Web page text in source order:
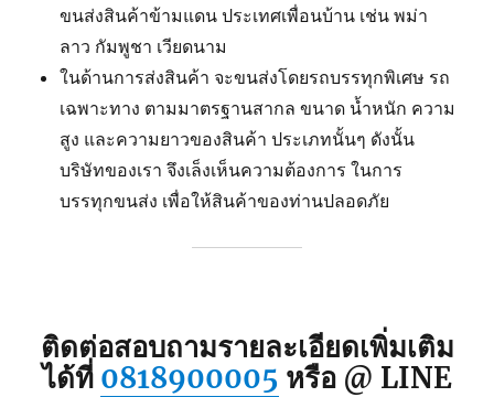
ขนส่งสินค้าข้ามแดน ประเทศเพื่อนบ้าน เช่น พม่า
ลาว กัมพูชา เวียดนาม
ในด้านการส่งสินค้า จะขนส่งโดยรถบรรทุกพิเศษ รถ
เฉพาะทาง ตามมาตรฐานสากล ขนาด น้ำหนัก ความ
สูง และความยาวของสินค้า ประเภทนั้นๆ ดังนั้น
บริษัทของเรา จึงเล็งเห็นความต้องการ ในการ
บรรทุกขนส่ง เพื่อให้สินค้าของท่านปลอดภัย
ติดต่อสอบถามรายละเอียดเพิ่มเติม
ได้ที่ 0818900005 หรือ @ LINE